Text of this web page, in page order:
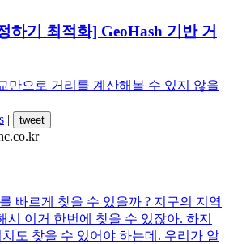
하기 최적화] GeoHash 기반 거
만으로 거리를 계산해볼 수 있지 않을
|
tweet
빠르게 찾을 수 있을까 ? 지구의 지역
시 이거 한번에 찾을 수 있잖아. 하지
도 찾을 수 있어야 하는데. 우리가 알